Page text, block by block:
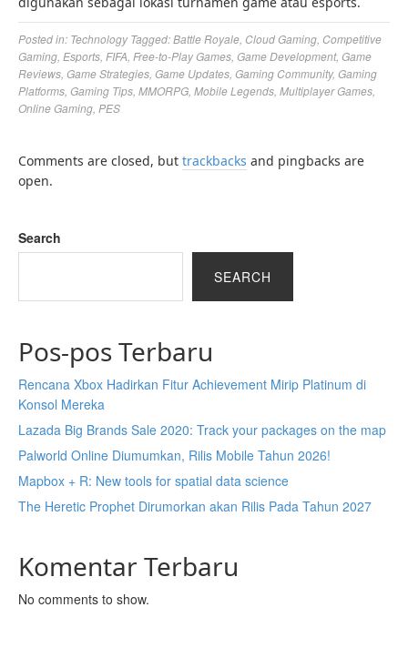
Posted in: Technology Tagged:Battle Royale Cloud Gaming Competitive
Gaming Esports FIFA Free-to-Play Games Game Development, Game
Reviews Game Strategies Game Updates Gaming Community, Gaming
Platforms Gaming Tips MMORPG Mobile Legends Multiplayer Games
Online Gaming PES
Comments are closed, but trackbacks and pingbacks are
open.
Search
SEARCH
Pos-pos Terbaru
Rencana Xbox Hadirkan Fitur Achievement Mirip Platinum di
Konsol Mereka
Lazada Big Brands Sale 2020: Track your packages on the map
Palworld Online Diumumkan, Rilis Mobile Tahun 2026!
Mapbox + R: New tools for spatial data science
The Heretic Prophet Dirumorkan akan Rilis Pada Tahun 2027
Komentar Terbaru
No comments to show.